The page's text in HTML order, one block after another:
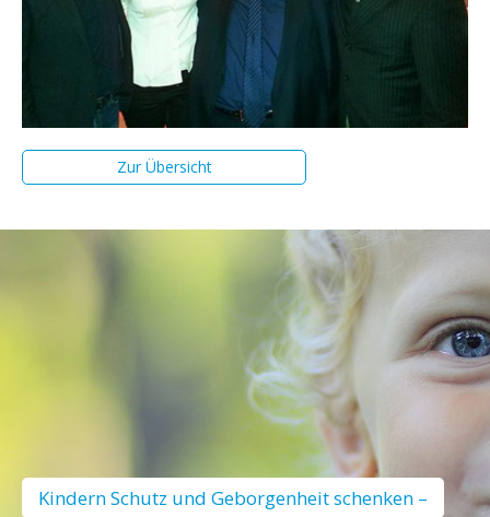
Zur Übersicht
Kindern Schutz und Geborgenheit schenken –